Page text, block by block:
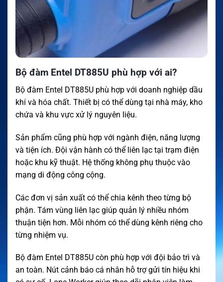
Bộ đàm Entel DT885U phù hợp với ai?
Bộ đàm Entel DT885U phù hợp với doanh nghiệp dầu
khí và hóa chất. Thiết bị có thể dùng tại nhà máy, kho
chứa và khu vực xử lý nguyên liệu.
Sản phẩm cũng phù hợp với ngành điện, năng lượng
và tiện ích. Đội vận hành có thể liên lạc tại trạm điện
hoặc khu kỹ thuật. Hệ thống không phụ thuộc vào
mạng di động công cộng.
Các đơn vị sản xuất có thể chia kênh theo từng bộ
phận. Tám vùng liên lạc giúp quản lý nhiều nhóm
thuận tiện hơn. Mỗi nhóm có thể dùng kênh riêng cho
từng nhiệm vụ.
Bộ đàm Entel DT885U còn phù hợp với đội bảo trì và
an toàn. Nút cảnh báo cá nhân hỗ trợ gửi tín hiệu khi